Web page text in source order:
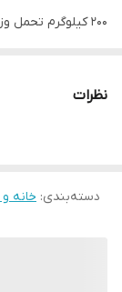
200 کیلوگرم تحمل وزن
توجه: قیمت درج
نظرات
دسته‌بندی: خانه و